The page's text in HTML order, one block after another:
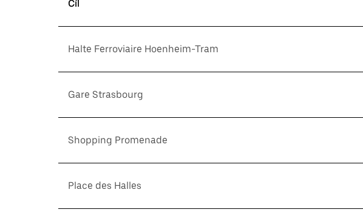
Cíl
Halte Ferroviaire Hoenheim-Tram
Gare Strasbourg
Shopping Promenade
Place des Halles